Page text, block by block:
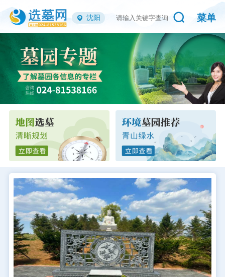
沈阳 菜单